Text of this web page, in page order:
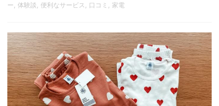
ー, 体験談, 便利なサービス, 口コミ , 家電